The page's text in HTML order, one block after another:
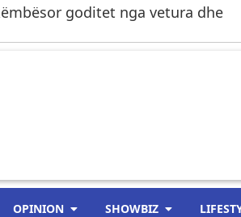
goditet nga vetura dhe
OPINION SHOWBIZ